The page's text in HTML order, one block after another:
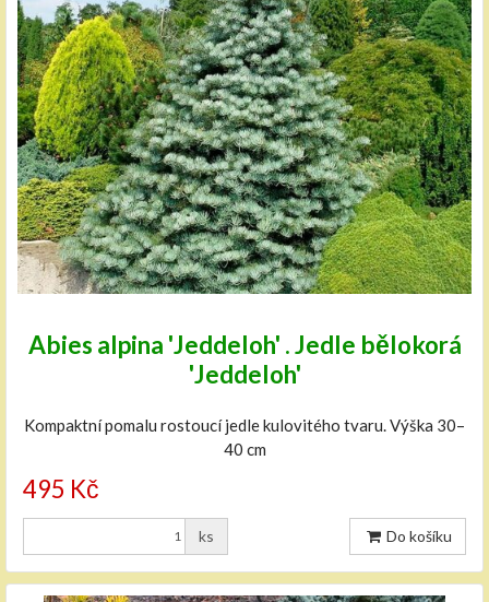
Abies alpina 'Jeddeloh' . Jedle bělokorá
'Jeddeloh'
Kompaktní pomalu rostoucí jedle kulovitého tvaru. Výška 30–
40 cm
495 Kč
ks Do košíku